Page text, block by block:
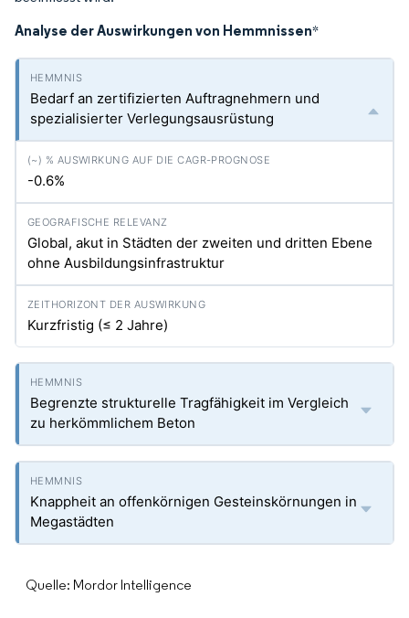
Analyse der Auswirkungen von Hemmnissen*
Bedarf an zertifizierten Auftragnehmern und
spezialisierter Verlegungsausrüstung
-0.6%
Global, akut in Städten der zweiten und dritten Ebene
ohne Ausbildungsinfrastruktur
Kurzfristig (≤ 2 Jahre)
Begrenzte strukturelle Tragfähigkeit im Vergleich
zu herkömmlichem Beton
Knappheit an offenkörnigen Gesteinskörnungen in
Megastädten
Quelle: Mordor Intelligence